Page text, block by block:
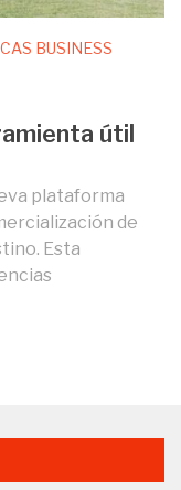
BUSINESS
útil
plataforma
de
Esta